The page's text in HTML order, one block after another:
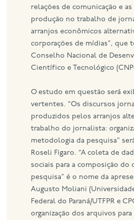
relações de comunicação e
produção no trabalho de
arranjos econômicos
corporações de mídias”, que
Conselho Nacional de
Científico e Tecnológico
O estudo em questão será
vertentes. “Os discursos
produzidos pelos arranjos
trabalho do jornalista:
metodologia da pesquisa”
Roseli Figaro. “A coleta de
sociais para a composição do
pesquisa” é o nome da
Augusto Moliani
Federal do Paraná/UTFPR e
organização dos arquivos